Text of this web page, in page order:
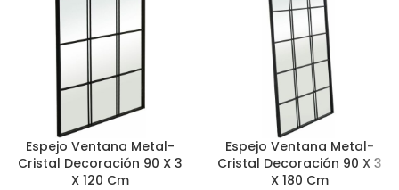
Espejo Ventana Metal-
Cristal Decoración 90 X 3
X 120 Cm
Espejo Ventana Metal-
Cristal Decoración 90 X 3
X 180 Cm